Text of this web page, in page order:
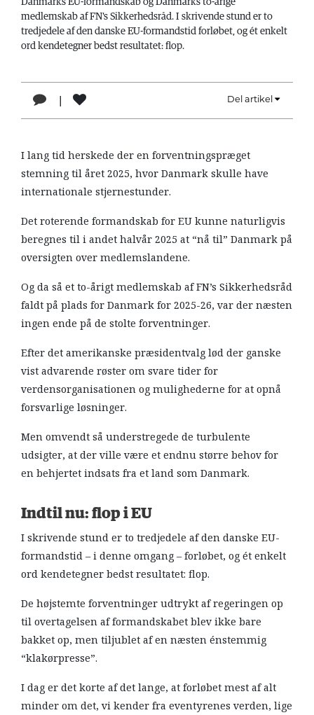
LÆSER
TIL
LÆSER
HISTORIE
OM
ARBEJDEREN
Danmarks EU-formandskab og Danmarks to-årige
medlemskab af FN's Sikkerhedsråd. I skrivende stund er to
tredjedele af den danske EU-formandstid forløbet, og ét enkelt
ord kendetegner bedst resultatet: flop.
| Del artikel
I lang tid herskede der en forventningspræget
stemning til året 2025, hvor Danmark skulle have
internationale stjernestunder.
Det roterende formandskab for EU kunne naturligvis
beregnes til i andet halvår 2025 at “nå til” Danmark på
oversigten over medlemslandene.
Og da så et to-årigt medlemskab af FN’s Sikkerhedsråd
faldt på plads for Danmark for 2025-26, var der næsten
ingen ende på de stolte forventninger.
Efter det amerikanske præsidentvalg lød der ganske
vist advarende røster om svare tider for
verdensorganisationen og mulighederne for at opnå
forsvarlige løsninger.
Men omvendt så understregede de turbulente
udsigter, at der ville være et endnu større behov for
en behjertet indsats fra et land som Danmark.
Indtil nu: flop i EU
I skrivende stund er to tredjedele af den danske EU-
formandstid – i denne omgang – forløbet, og ét enkelt
ord kendetegner bedst resultatet: flop.
De højstemte forventninger udtrykt af regeringen op
til overtagelsen af formandskabet blev ikke bare
bakket op, men tiljublet af en næsten énstemmig
“klakørpresse”.
I dag er det korte af det lange, at forløbet mest af alt
minder om det, vi kender fra eventyrenes verden, lige